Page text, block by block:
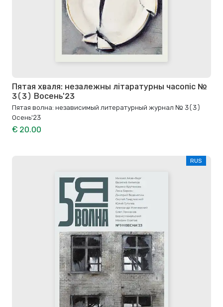
Пятая хваля: незалежны літаратурны часопіс №
3(3) Восень'23
Пятая волна: независимый литературный журнал № 3(3)
Осень'23
€ 20.00
RUS